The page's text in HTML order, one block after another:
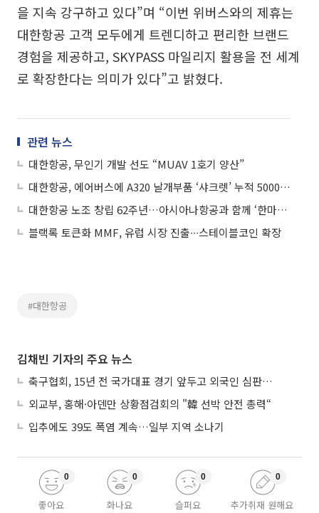
을 지속 강구하고 있다”며 “이번 위버스와의 제휴는
대한항공 고객 모두에게 트렌디하고 편리한 브랜드
경험을 제공하고, SKYPASS 마일리지 활용을 전 세계
로 확장한다는 의미가 있다”고 밝혔다.
관련 뉴스
대한항공, 무인기 개발 선도 “MUAV 1호기 양산”
대한항공, 에어버스에 A320 날개부품 ‘샤크렛’ 누적 5000대 인도
대한항공 노조 창립 62주년…아시아나항공과 함께 ‘한마음 페스타’ 개최
블랙록 토큰화 MMF, 유럽 시장 진출∙∙∙스테이블코인 확장
#대한항공
김채빈 기자의 주요 뉴스
축구협회, 15년 전 국가대표 경기 앞두고 외국인 심판에 ‘성접대’
외교부, 홍해·아덴만 상황점검회의 "韓 선박 안전 총력“
입추에도 39도 폭염 계속…일부 지역 소나기
좋아요
0
화나요
0
슬퍼요
0
추가취재 원해요
0